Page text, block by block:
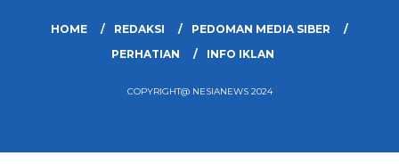
HOME REDAKSI
PEDOMAN MEDIA SIBER
PERHATIAN
INFO IKLAN
COPYRIGHT@ NESIANEWS 2024